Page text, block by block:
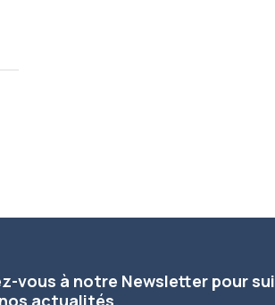
vous à notre Newsletter pour
actualités.